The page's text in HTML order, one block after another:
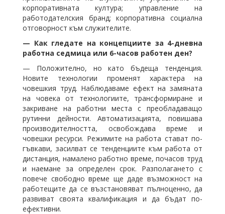
корпоративната култура; управление на
работодателския бранд; корпоративна социална
отговорност към служителите.
⁠— Как гледате на концепциите за 4-дневна
работна седмица или 6-часов работен ден?
⁠— Положително, но като бъдеща тенденция.
Новите технологии променят характера на
човешкия труд. Наблюдаваме ефект на замяната
на човека от технологиите, трансформиране и
закриване на работни места с преобладаващо
рутинни дейности. Автоматизацията, повишава
производителността, освобождава време и
човешки ресурси. Режимите на работа стават по-
гъвкави, засилват се тенденциите към работа от
дистанция, намалено работно време, почасов труд
и наемане за определен срок. Разполагането с
повече свободно време ще даде възможност на
работещите да се възстановяват пълноценно, да
развиват своята квалификация и да бъдат по-
ефективни.